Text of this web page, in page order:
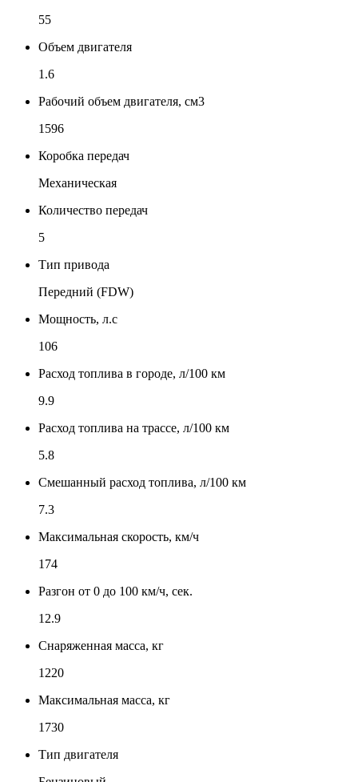
55
Объем двигателя
1.6
Рабочий объем двигателя, см3
1596
Коробка передач
Механическая
Количество передач
5
Тип привода
Передний (FDW)
Мощность, л.с
106
Расход топлива в городе, л/100 км
9.9
Расход топлива на трассе, л/100 км
5.8
Смешанный расход топлива, л/100 км
7.3
Максимальная скорость, км/ч
174
Разгон от 0 до 100 км/ч, сек.
12.9
Снаряженная масса, кг
1220
Максимальная масса, кг
1730
Тип двигателя